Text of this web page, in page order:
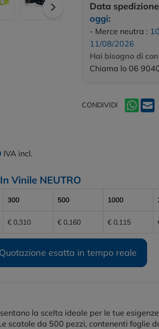
Data
oggi:
- Merce neutra :
11/08/2026
Hai bisogno di
Chiama lo 06
CONDIVIDI
IVA incl.
Vinile NEUTRO
300 500 1000
€ 0,310 € 0,160 € 0,115
Quotazione esatta in tempo reale
la scelta ideale per le tue
scatole da 500 pezzi, contenenti foglie